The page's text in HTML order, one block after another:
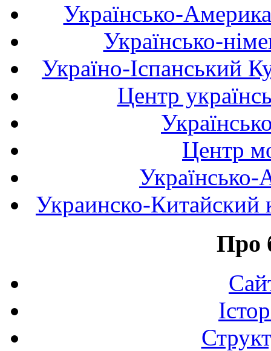
Українсько-
Українсько-
Україно-Іспанський
Центр
Центр
Українсько-
Украинско-Китайский
Про